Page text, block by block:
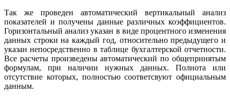
Так же проведен автоматический вертикальный анализ
показателей и получены данные различных коэффициентов.
Горизонтальный анализ указан в виде процентного изменения
данных строки на каждый год, относительно предыдущего и
указан непосредственно в таблице бухгалтерской отчетности.
Все расчеты произведены автоматический по общепринятым
формулам, при наличии нужных данных. Полнота или
отсутствие которых, полностью соответсвуют официальным
данным.